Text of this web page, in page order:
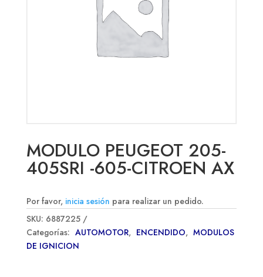
MODULO PEUGEOT 205-
405SRI -605-CITROEN AX
Por favor, inicia sesión para realizar un pedido.
SKU: 6887225
Categorías: AUTOMOTOR, ENCENDIDO, MODULOS
DE IGNICION